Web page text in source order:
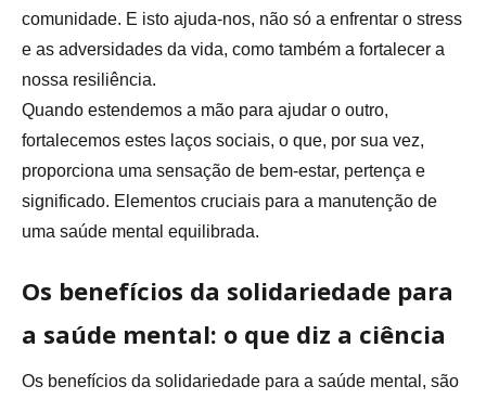
comunidade. E isto ajuda-nos, não só a enfrentar o stress
e as adversidades da vida, como também a fortalecer a
nossa resiliência.
Quando estendemos a mão para ajudar o outro,
fortalecemos estes laços sociais, o que, por sua vez,
proporciona uma sensação de bem-estar, pertença e
significado. Elementos cruciais para a manutenção de
uma saúde mental equilibrada.
Os benefícios da solidariedade para
a saúde mental: o que diz a ciência
Os benefícios da solidariedade para a saúde mental, são